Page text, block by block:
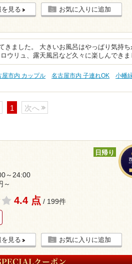
見る お気に入りに追加
きました。 大きいお風呂はやっぱり気持ち
ウリュ、露天風呂など久々に楽しんでき
屋市内 カップル 名古屋市内 子連れOK
小幡
1 次へ
日帰り
～24:00
～
4.4 点 / 199件
見る お気に入りに追加